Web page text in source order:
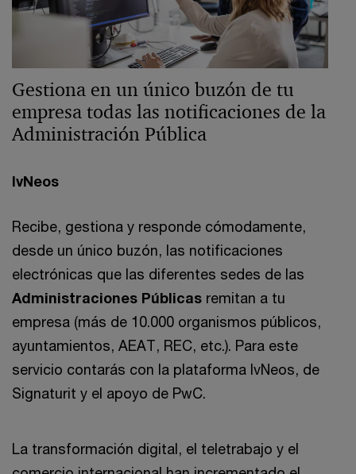
Gestiona en un único buzón de tu
empresa todas las notificaciones de la
Administración Pública
IvNeos
Recibe, gestiona y responde cómodamente,
desde un único buzón, las notificaciones
electrónicas que las diferentes sedes de las
Administraciones Públicas remitan a tu
empresa (más de 10.000 organismos públicos,
ayuntamientos, AEAT, REC, etc.). Para este
servicio contarás con la plataforma IvNeos, de
Signaturit y el apoyo de PwC.
La transformación digital, el teletrabajo y el